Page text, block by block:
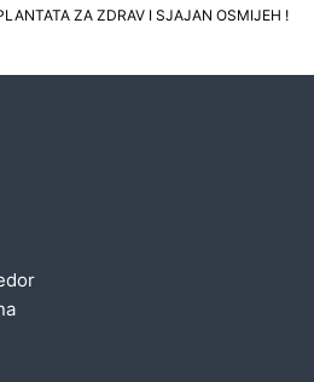
ZA ZDRAV I SJAJAN OSMIJEH !